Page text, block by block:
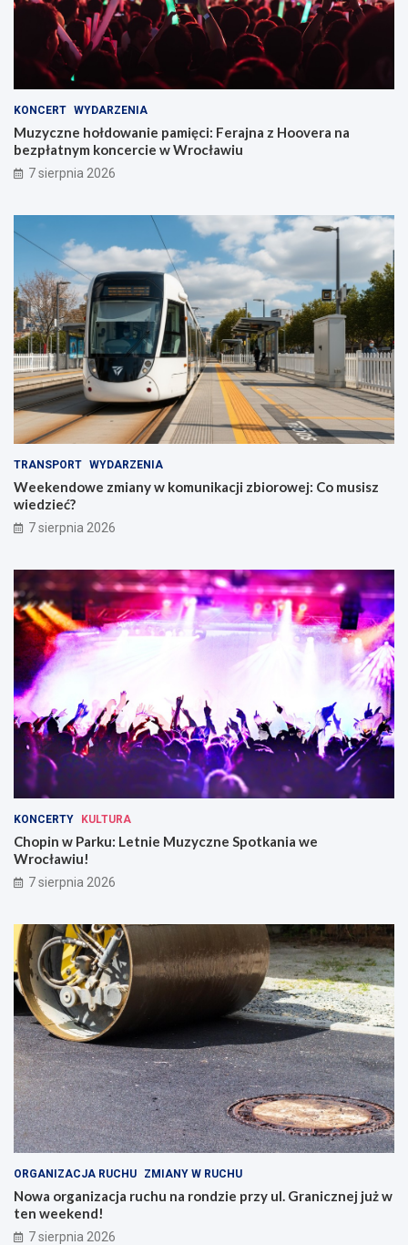
KONCERT WYDARZENIA
Muzyczne hołdowanie pamięci: Ferajna z Hoovera na
bezpłatnym koncercie w Wrocławiu
7 sierpnia 2026
TRANSPORT WYDARZENIA
Weekendowe zmiany w komunikacji zbiorowej: Co musisz
wiedzieć?
7 sierpnia 2026
KONCERTY KULTURA
Chopin w Parku: Letnie Muzyczne Spotkania we
Wrocławiu!
7 sierpnia 2026
ORGANIZACJA RUCHU ZMIANY W RUCHU
Nowa organizacja ruchu na rondzie przy ul. Granicznej już w
ten weekend!
7 sierpnia 2026